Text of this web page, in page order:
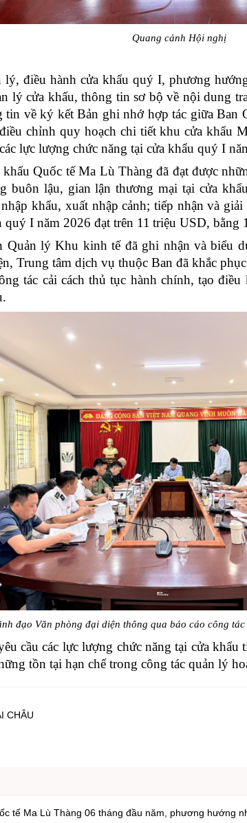
Quang cảnh Hội nghị
lý, điều hành cửa khẩu quý I, phương
lý cửa khẩu, thông tin sơ bộ về nội dung
tin vềký kếtBản ghi nhớ hợp tác giữa Ban
chỉnh quy hoạch chi tiết khu cửa khẩu
lực lượng chức năng tại cửa khẩu quý I
Quốc tế Ma Lù Thàng đã đạt được
buôn lậu, gian lận thương mại tại cửa
khẩu, xuất nhập cảnh; tiếp nhận và
quý I năm 2026 đạt trên 11 triệu USD, bằng
lý Khu kinh tế đã ghi nhận và biểu
Trung tâm dịch vụ thuộc Ban đã khắc
tác cải cách thủ tục hành chính, tạo
đạo Văn phòng đại diện thông qua báo cáo công
cầu các lực lượng chức năng tại cửa
tồn tại hạn chế trong công tác quản lý
CHÂU
tế Ma Lù Thàng 06 tháng đầu năm, phương hướng